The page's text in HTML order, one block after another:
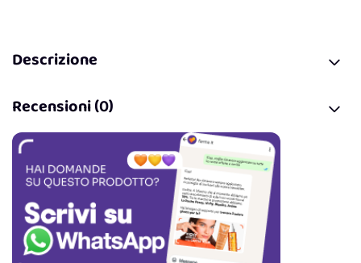
Descrizione
Recensioni (0)